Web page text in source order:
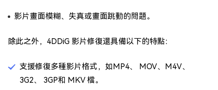
影片畫面模糊、失真或畫面跳動的問題。
除此之外，4DDiG 影片修復還具備以下的特點：
支援修復多種影片格式，如MP4、 MOV、M4V、
3G2、 3GP和 MKV 檔。